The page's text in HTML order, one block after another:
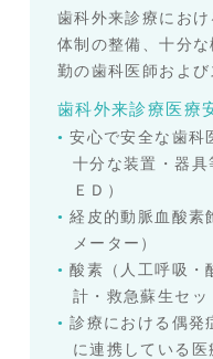
歯科外来診療にお
体制の整備、十分
勤の歯科医師および
歯科外来診療医療
安心で安全な歯科
十分な装置・器具
ＥＤ）
経皮的動脈血酸素
メーター）
酸素（人工呼吸・
計・救急蘇生セッ
診療における偶発
に連携している